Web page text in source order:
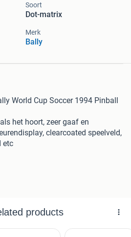
Soort
Dot-matrix
Merk
Bally
World Cup Soccer 1994 Pinball
het hoort, zeer gaaf en
clearcoated speelveld,
etc
Instagram & TikTok